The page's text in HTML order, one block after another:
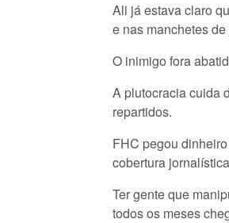
Ali já estava claro
e nas manchetes
O inimigo fora
A plutocracia cuida
repartidos.
FHC pegou
cobertura
Ter gente que
todos os meses